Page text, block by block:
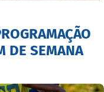
DE SEMANA